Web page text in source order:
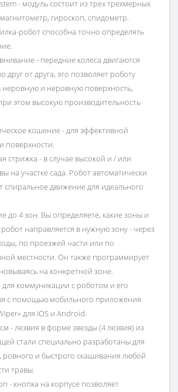
- модуль состоит из трех трехмерных
гироскоп, спидометр.
робот способна точно определять
- передние колеса двигаются
друг от друга, это позволяет роботу
неровную и неровную поверхность,
этом высокую производительность
кошение - для эффективной
поверхности.
стрижка - в случае высокой и / или
на участке сада. Робот автоматически
спиральное движение для идеального
до 4 зон. Вы определяете, какие зоны и
направляется в нужную зону - через
по проезжей части или по
местности. Он также программирует
на конкретной зоне.
коммуникации с роботом и его
с помощью мобильного приложения
для IOS и Android.
- лезвия в форме звезды (4 лезвия) из
стали специально разработаны для
ровного и быстрого скашивания любой
травы.
- кнопка на корпусе позволяет